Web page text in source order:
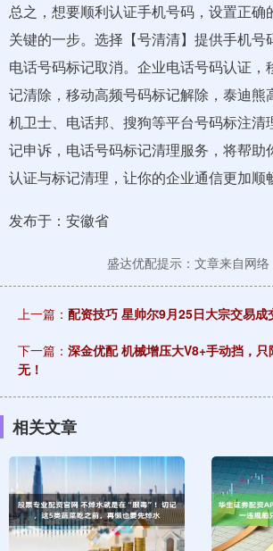
总之，想要顺利认证手机号码，设置正确
关键的一步。选择【号清清】提供手机号
电话号码标记取消。企业电话号码认证，
记清除，移动高频号码标记解除，泰迪熊
机卫士、电话邦、搜狗等平台号码标注清
记申诉，电话号码标记清理服务，将帮助
认证与标记清理，让你的企业通信更加顺
发布于：安徽省
盛达优配提示：文章来自网络
上一篇： 配资技巧 星帅尔9月25日大宗交易成
下一篇： 深金优配 机械增压大V8+手动挡，
无！
相关文章